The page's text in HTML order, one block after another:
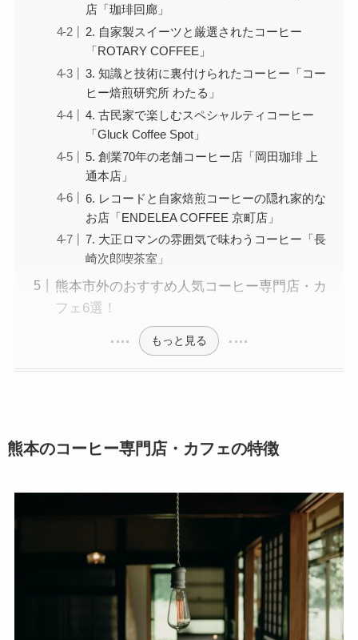
店「珈琲回廊」
2. 自家製スイーツと厳選されたコーヒー
「ROTARY COFFEE」
3. 知識と技術に裏付けられたコーヒー「コー
ヒー焙煎研究所 わたる」
4. 古民家で楽しむスペシャルティコーヒー
「Gluck Coffee Spot」
5. 創業70年の老舗コーヒー店「岡田珈琲 上
通本店」
6. レコードと自家焙煎コーヒーの隠れ家的な
お店「ENDELEA COFFEE 京町店」
7. 大正ロマンの雰囲気で味わうコーヒー「長
崎次郎喫茶室」
熊本市外のおすすめ人気コーヒー専門店・カ
フェ6選！
もっと見る
熊本のコーヒー専門店・カフェの特徴